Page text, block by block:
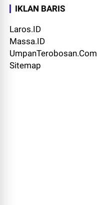
IKLAN BARIS
Laros.ID
Massa.ID
UmpanTerobosan.Com
Sitemap